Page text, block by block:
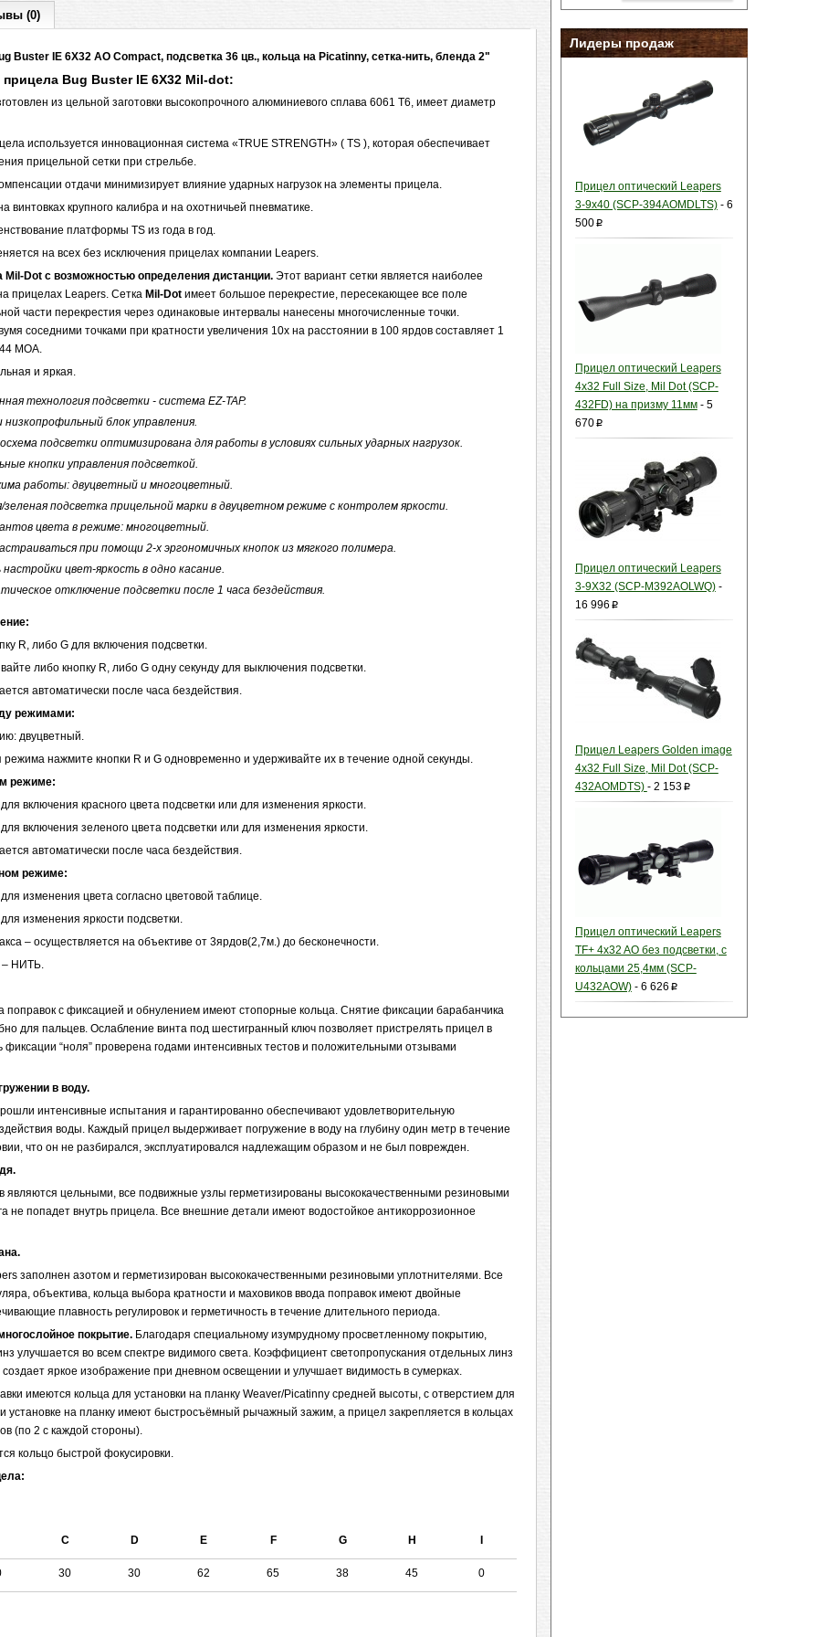
Лидеры продаж
Прицел оптический Leapers
3-9x40 (SCP-394AOMDLTS)- 6
500p
Прицел оптический Leapers
4x32 Full Size, Mil Dot (SCP-
432FD) на призму 11мм- 5
670p
Прицел оптический Leapers
3-9X32 (SCP-M392AOLWQ)-
16 996 p
Прицел Leapers Golden image
4x32 Full Size, Mil Dot (SCP-
432AOMDTS) - 2 153p
Прицел оптический Leapers
TF+ 4x32 AO без подсветки, с
кольцами 25,4мм (SCP-
U432AOW)- 6 626 p
(0)
Buster IE 6X32 AO Compact, подсветка 36 цв., кольца на Picatinny, сетка-нить, бленда 2"
прицела Bug Buster IE 6X32 Mil-dot:
из цельной заготовки высокопрочного алюминиевого сплава 6061 Т6, имеет диаметр
используется инновационная система «TRUE STRENGTH» ( TS ), которая обеспечивает
прицельной сетки при стрельбе.
отдачи минимизирует влияние ударных нагрузок на элементы прицела.
винтовках крупного калибра и на охотничьей пневматике.
платформы TS из года в год.
на всех без исключения прицелах компании Leapers.
Mil-Dot с возможностью определения дистанции.Этот вариант сетки является наиболее
прицелах Leapers. Сетка Mil-Dotимеет большое перекрестие, пересекающее все поле
части перекрестия через одинаковые интервалы нанесены многочисленные точки.
соседними точками при кратности увеличения 10х на расстоянии в 100 ярдов составляет 1
МОА.
и яркая.
технология подсветки - система EZ-TAP.
низкопрофильный блок управления.
подсветки оптимизирована для работы в условиях сильных ударных нагрузок.
кнопки управления подсветкой.
работы: двуцветный и многоцветный.
зеленая подсветка прицельной марки в двуцветном режиме с контролем яркости.
цвета в режиме: многоцветный.
при помощи 2-х эргономичных кнопок из мягкого полимера.
настройки цвет-яркость в одно касание.
отключение подсветки после 1 часа бездействия.
R, либо G для включения подсветки.
либо кнопку R, либо G одну секунду для выключения подсветки.
автоматически после часа бездействия.
режимами:
двуцветный.
нажмите кнопки R и G одновременно и удерживайте их в течение одной секунды.
режиме:
включения красного цвета подсветки или для изменения яркости.
включения зеленого цвета подсветки или для изменения яркости.
автоматически после часа бездействия.
режиме:
изменения цвета согласно цветовой таблице.
изменения яркости подсветки.
– осуществляется на объективе от 3ярдов(2,7м.) до бесконечности.
– НИТЬ.
поправок с фиксацией и обнулением имеют стопорные кольца. Снятие фиксации барабанчика
для пальцев. Ослабление винта под шестигранный ключ позволяет пристрелять прицел в
фиксации “ноля” проверена годами интенсивных тестов и положительными отзывами
в воду.
интенсивные испытания и гарантированно обеспечивают удовлетворительную
воды. Каждый прицел выдерживает погружение в воду на глубину один метр в течение
что он не разбирался, эксплуатировался надлежащим образом и не был поврежден.
являются цельными, все подвижные узлы герметизированы высококачественными резиновыми
не попадет внутрь прицела. Все внешние детали имеют водостойкое антикоррозионное
заполнен азотом и герметизирован высококачественными резиновыми уплотнителями. Все
объектива, кольца выбора кратности и маховиков ввода поправок имеют двойные
плавность регулировок и герметичность в течение длительного периода.
покрытие. Благодаря специальному изумрудному просветленному покрытию,
улучшается во всем спектре видимого света. Коэффициент светопропускания отдельных линз
яркое изображение при дневном освещении и улучшает видимость в сумерках.
имеются кольца для установки на планку Weaver/Picatinny средней высоты, с отверстием для
установке на планку имеют быстросъёмный рычажный зажим, а прицел закрепляется в кольцах
(по 2 с каждой стороны).
кольцо быстрой фокусировки.
С D E F G H
30 30 62 65 38 45 0